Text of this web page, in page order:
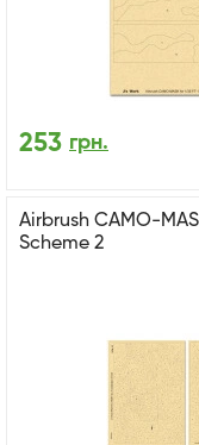
253 грн.
Airbrush CAMO-
Scheme 2